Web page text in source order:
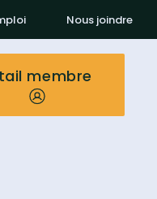
Nous joindre
membre